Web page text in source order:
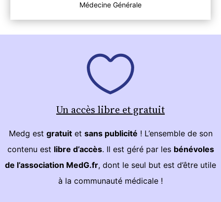
Médecine Générale
Un accès libre et gratuit
Medg est gratuitet sans publicité ! L’ensemble de son
contenu est libre d’accès. Il est géré par les bénévoles
de l’association MedG.fr, dont le seul but est d’être utile
à la communauté médicale !